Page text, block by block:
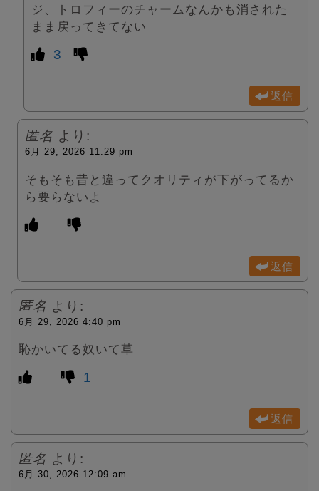
ジ、トロフィーのチャームなんかも消された
まま戻ってきてない
3
返信
匿名 より:
6月 29, 2026 11:29 pm
そもそも昔と違ってクオリティが下がってるか
ら要らないよ
返信
匿名 より:
6月 29, 2026 4:40 pm
恥かいてる奴いて草
1
返信
匿名 より:
6月 30, 2026 12:09 am